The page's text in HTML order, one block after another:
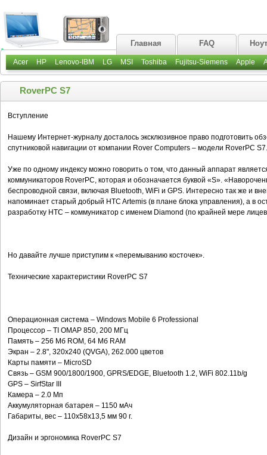
Главная FAQ
Acer HP Lenovo-IBM LG MSI Toshiba Fujitsu-Siemens Apple
RoverPC S7
Вступление
Нашему Интернет-журналу досталось эксклюзивное право подготовить
спутниковой навигации от компании Rover Computers – модели RoverPC S7.
Уже по одному индексу можно говорить о том, что данный аппарат
коммуникаторов RoverPC, которая и обозначается буквой «S».
беспроводной связи, включая Bluetooth, WiFi и GPS. Интересно так же и
напоминает старый добрый HTC Artemis (в плане блока управления), а в
разработку HTC – коммуникатор с именем Diamond (по крайней мере
Но давайте лучше приступим к «перемыванию косточек».
Технические характеристики RoverPC S7
Операционная система – Windows Mobile 6 Professional
Процессор – TI OMAP 850, 200 MГц
Память – 256 Мб ROM, 64 Мб RAM
Экран – 2.8", 320x240 (QVGA), 262.000 цветов
Карты памяти – MicroSD
Связь – GSM 900/1800/1900, GPRS/EDGE, Bluetooth 1.2, WiFi 802.11b/g
GPS – SirfStar III
Камера – 2.0 Мп
Аккумуляторная батарея – 1150 мАч
Габариты, вес – 110х58х13,5 мм 90 г.
Дизайн и эргономика RoverPC S7